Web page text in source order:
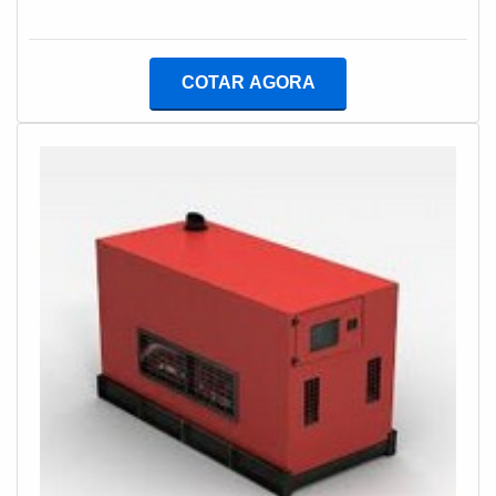
e instalação de grupos geradores e subestações. A
empresa foca a tecnologia e desenvolvimento no que
gera resultado e qualidade para os
manutenção e instalação de grupos geradores e
subestações. É sempre a opção mais confiável,
disponibilizando itens como lavagem de tanque de
diesel e manutenção preventiva subestação com ótima
qualidade e excelente custo-benefício.Com a
organização é possível tirar as suas dúvidas sobre os
serviços do ramo, além de contar com os melhores
profissionais e instalações. Assim, conquistando a
confiança e a satisfação dos clientes, que são os
maiores objetivos da marca.A Lufetec Engenharia &
Energia é uma empresa que tem sido preferência no
fornecimento de energia elétrica.Isso porque, o gerador
queda de energia, podendo ser encontrado em
MANEIRAA locação desses equipamentos surge como
uma alternativa vantajosa para diversos segmentos. Em
suma, além de assegurar que as operações não sejam
afetadas por possíveis falhas do sistema de energia, o
aluguel de gerador industrial também oferece grande
economia, podendo ser contratado em planos diversos,
entre os quais se destacam: Diário; Mensal;
Personalizado.A economia que o aluguel dos
geradores oferece se dá pelo fato de que esses
equipamentos colaboram nos horários de ponta,
COTAR AGORA